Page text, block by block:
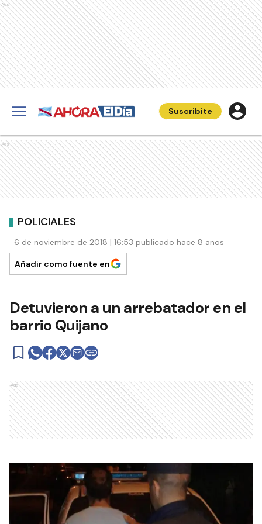
Ads
Suscribite
Ads
POLICIALES
6 de noviembre de 2018 | 16:53 publicado hace 8 años
Añadir como fuente en
Detuvieron a un arrebatador en el
barrio Quijano
Ads